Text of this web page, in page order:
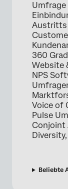
Austritts
360
Website
NPS
Voice of
Pulse
Conjoint
Beliebte